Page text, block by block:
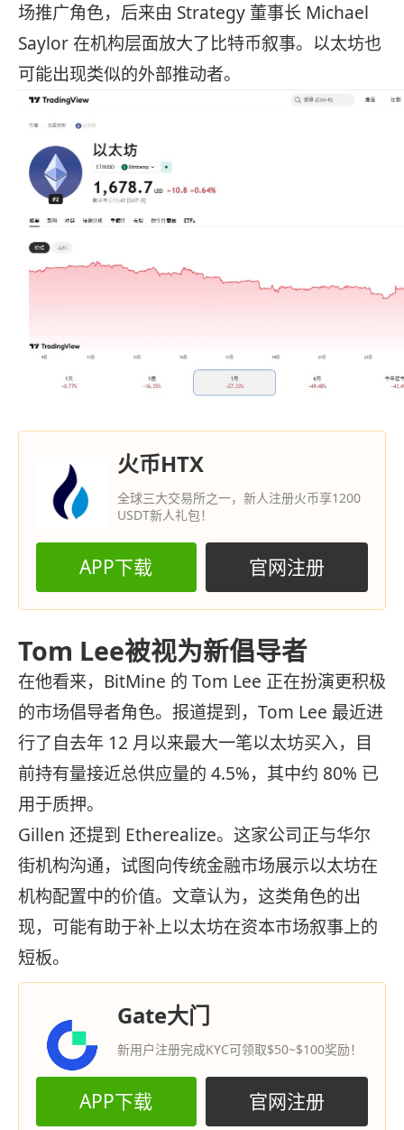
场推广角色，后来由 Strategy 董事长 Michael
Saylor 在机构层面放大了比特币叙事。以太坊也
可能出现类似的外部推动者。
火币HTX
全球三大交易所之一，新人注册火币享1200
USDT新人礼包！
APP下载 官网注册
Tom Lee被视为新倡导者
在他看来，BitMine 的 Tom Lee 正在扮演更积极
的市场倡导者角色。报道提到，Tom Lee 最近进
行了自去年 12 月以来最大一笔以太坊买入，目
前持有量接近总供应量的 4.5%，其中约 80% 已
用于质押。
Gillen 还提到 Etherealize。这家公司正与华尔
街机构沟通，试图向传统金融市场展示以太坊在
机构配置中的价值。文章认为，这类角色的出
现，可能有助于补上以太坊在资本市场叙事上的
短板。
Gate大门
新用户注册完成KYC可领取$50~$100奖励！
APP下载 官网注册